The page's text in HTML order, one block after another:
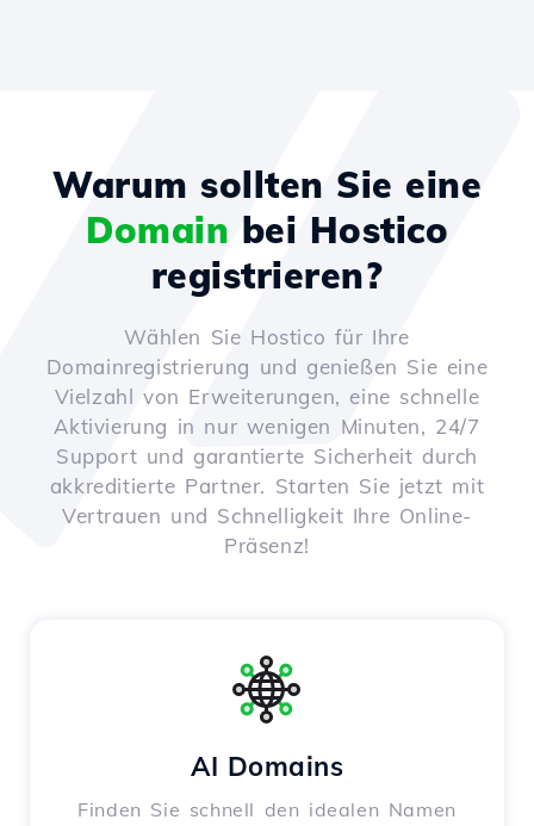
Warum sollten Sie eine
Domain bei Hostico
registrieren?
Wählen Sie Hostico für Ihre
Domainregistrierung und genießen Sie eine
Vielzahl von Erweiterungen, eine schnelle
Aktivierung in nur wenigen Minuten, 24/7
Support und garantierte Sicherheit durch
akkreditierte Partner. Starten Sie jetzt mit
Vertrauen und Schnelligkeit Ihre Online-
Präsenz!
AI Domains
Finden Sie schnell den idealen Namen